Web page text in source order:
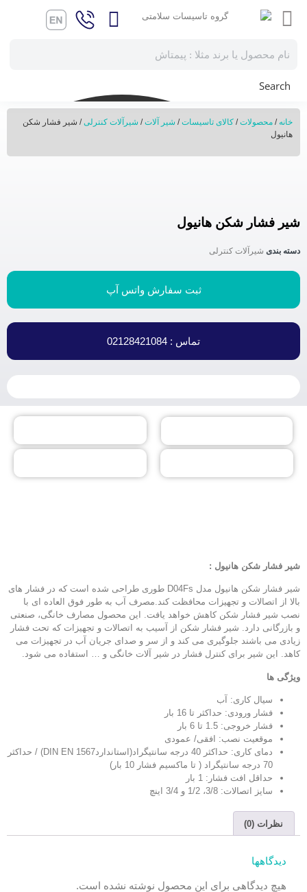
Search
خانه / محصولات/ کالای تاسیسات/ شیر آلات/ شیرآلات کنترلی/ شیر فشار شکن
هانیول
شیر فشار شکن هانیول
دسته بندی شیرآلات کنترلی
ثبت سفارش واتس آپ
تماس : 02128421084
شیر فشار شکن هانیول :
شیر فشار شکن هانیول مدل D04Fs طوری طراحی شده است که در فشار های
بالا از اتصالات و تجهیزات محافظت کند.مصرف آب به طور فوق العاده ای با
نصب شیر فشار شکن کاهش خواهد یافت. این محصول مصارف خانگی، صنعتی
و بازرگانی دارد. شیر فشار شکن از آسیب به اتصالات و تجهیزات که تحت فشار
زیادی می باشند جلوگیری می کند و از سر و صدای جریان آب در تجهیزات می
کاهد. این شیر برای کنترل فشار در شیر آلات خانگی و … استفاده می شود.
ویژگی ها
سیال کاری: آب
فشار ورودی: حداکثر تا 16 بار
فشار خروجی: 1.5 تا 6 بار
موقعیت نصب: افقی/ عمودی
دمای کاری: حداکثر 40 درجه سانتیگراد(استانداردDIN EN 1567) / حداکثر
70 درجه سانتیگراد ( تا ماکسیم فشار 10 بار)
حداقل افت فشار: 1 بار
سایز اتصالات: 3/8، 1/2 و 3/4 اینچ
نظرات (0)
دیدگاهها
هیچ دیدگاهی برای این محصول نوشته نشده است.